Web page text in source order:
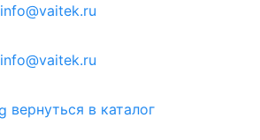
info@vaitek.ru
info@vaitek.ru
вернуться в каталог